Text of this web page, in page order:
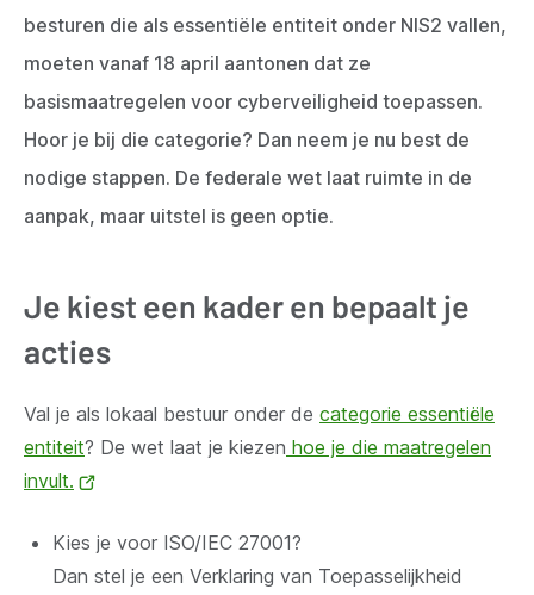
besturen die als essentiële entiteit onder NIS2 vallen,
moeten vanaf 18 april aantonen dat ze
basismaatregelen voor cyberveiligheid toepassen.
Hoor je bij die categorie? Dan neem je nu best de
nodige stappen. De federale wet laat ruimte in de
aanpak, maar uitstel is geen optie.
Je kiest een kader en bepaalt je
acties
Val je als lokaal bestuur onder de categorie essentiële
entiteit? De wet laat je kiezen hoe je die maatregelen
invult.
venster)
Kies je voor ISO/IEC 27001?
Dan stel je een Verklaring van Toepasselijkheid